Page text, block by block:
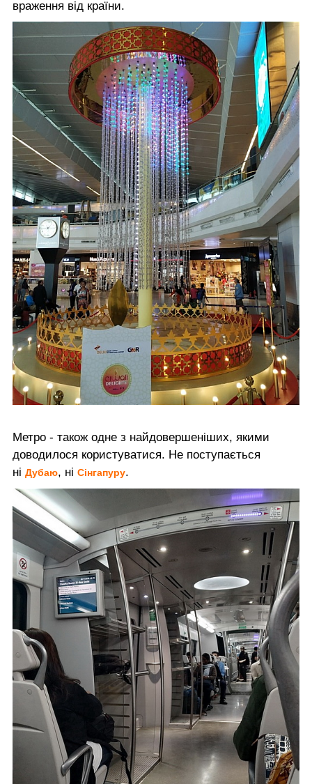
враження від країни.
Метро - також одне з найдовершеніших, якими
доводилося користуватися. Не поступається
ні Дубаю, ні Сінгапуру.